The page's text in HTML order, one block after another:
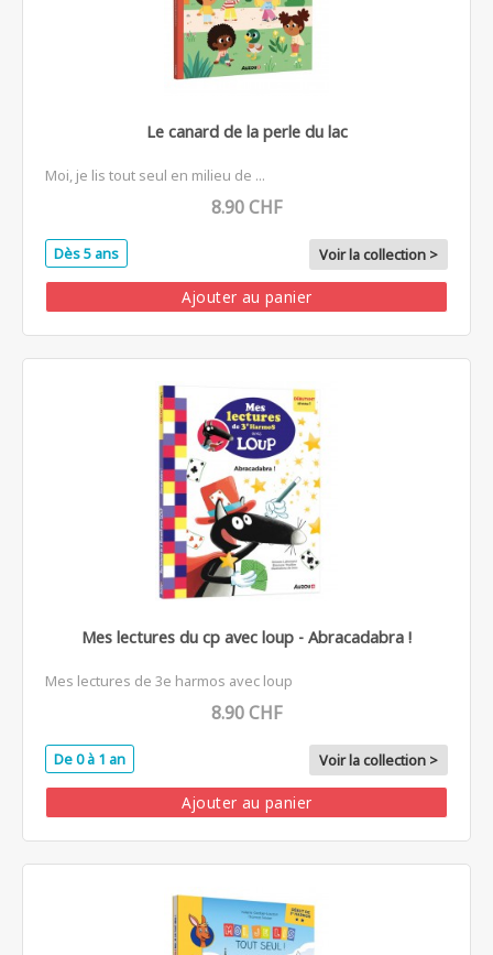
Le canard de la perle du lac
Moi, je lis tout seul en milieu de ...
8.90 CHF
Dès 5 ans Voir la collection >
Ajouter au panier
Mes lectures du cp avec loup - Abracadabra !
Mes lectures de 3e harmos avec loup
8.90 CHF
De 0 à 1 an Voir la collection >
Ajouter au panier